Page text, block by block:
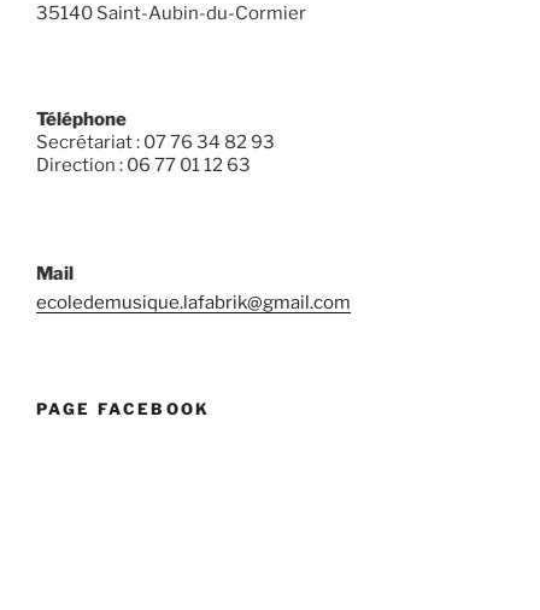
35140 Saint-Aubin-du-Cormier
Téléphone
Secrétariat : 07 76 34 82 93
Direction : 06 77 01 12 63
Mail
ecoledemusique.lafabrik@gmail.com
PAGE FACEBOOK